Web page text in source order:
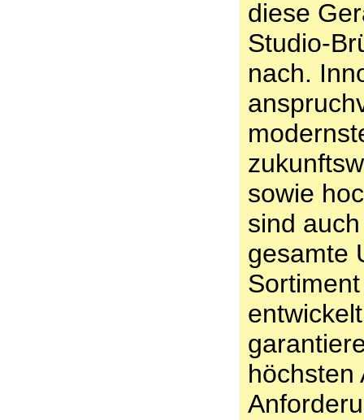
diese
Studio-
nach.
sowie
sind
gesamte
höchsten